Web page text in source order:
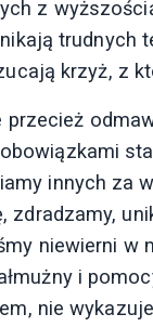
z
trudnych
krzyż, z
innych za
zdradzamy,
niewierni w
i
nie